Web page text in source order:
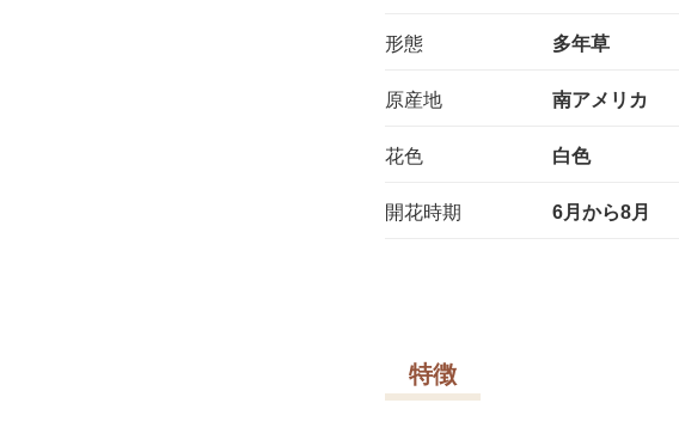
形態 多年草
原産地 南アメリカ
花色 白色
開花時期 6月から8月
特徴